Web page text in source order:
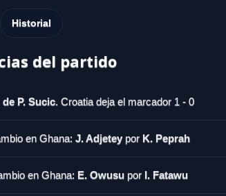
Historial
del partido
P. Sucic. Croatia deja el marcador 1 - 0
en Ghana: J. Adjeteypor K. Peprah
en Ghana: E. Owusupor I. Fatawu